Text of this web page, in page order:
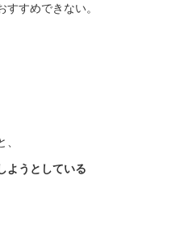
すめできない。
ようとしている